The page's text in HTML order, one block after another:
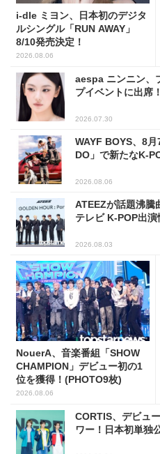
i-dle ミヨン、日本初のデジタ
ルシングル「RUN AWAY」
8/10発売決定！
2026.08.06
aespa ニンニン、
プイベントに出席
2026.07.30
WAYF BOYS、8
DO」で新たなK-
2026.08.06
ATEEZが話題沸騰
テレビ K-POP出演
2026.08.03
NouerA、音楽番組「SHOW
CHAMPION」デビュー初の1
位を獲得！(PHOTO9枚)
2026.08.06
CORTIS、デビュ
ワー！日本初単独